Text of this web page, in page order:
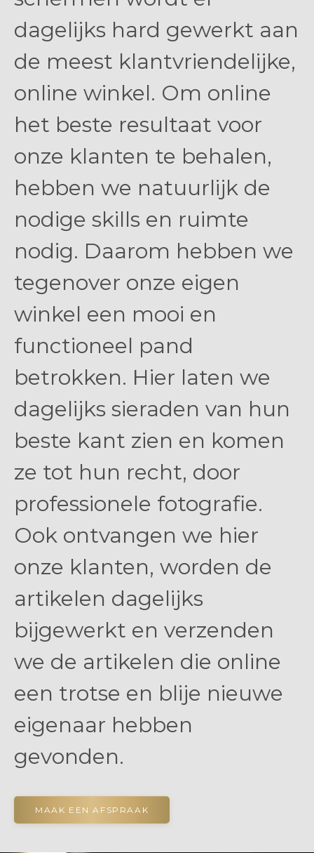
dagelijks hard gewerkt aan
de meest klantvriendelijke,
online winkel. Om online
het beste resultaat voor
onze klanten te behalen,
hebben we natuurlijk de
nodige skills en ruimte
nodig. Daarom hebben we
tegenover onze eigen
winkel een mooi en
functioneel pand
betrokken. Hier laten we
dagelijks sieraden van hun
beste kant zien en komen
ze tot hun recht, door
professionele fotografie.
Ook ontvangen we hier
onze klanten, worden de
artikelen dagelijks
bijgewerkt en verzenden
we de artikelen die online
een trotse en blije nieuwe
eigenaar hebben
gevonden.
MAAK EEN AFSPRAAK